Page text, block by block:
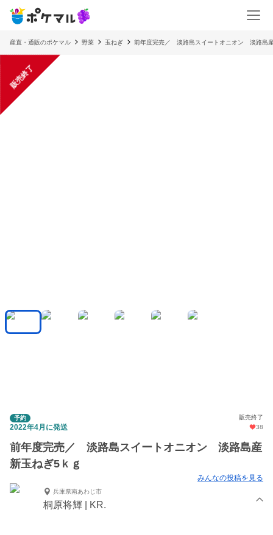
産直・通販のポケマル 野菜 玉ねぎ 前年度完売／ 淡路島スイートオニオン 淡路島
販売終了
予約 販売終了
2022年4月に発送 38
前年度完売／ 淡路島スイートオニオン 淡路島産
新玉ねぎ5ｋｇ
みんなの投稿を見る
兵庫県南あわじ市
桐原将輝 | KR.